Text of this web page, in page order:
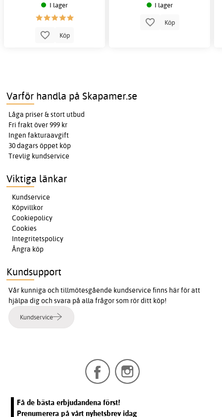
I lager
Köp
I lager
Köp
Varför handla på Skapamer.se
Låga priser & stort utbud
Fri frakt över 999 kr
Ingen fakturaavgift
30 dagars öppet köp
Trevlig kundservice
Viktiga länkar
Kundservice
Köpvillkor
Cookiepolicy
Cookies
Integritetspolicy
Ångra köp
Kundsupport
Vår kunniga och tillmötesgående kundservice finns här för att
hjälpa dig och svara på alla frågor som rör ditt köp!
Kundservice
Få de bästa erbjudandena först!
Prenumerera på vårt nyhetsbrev idag